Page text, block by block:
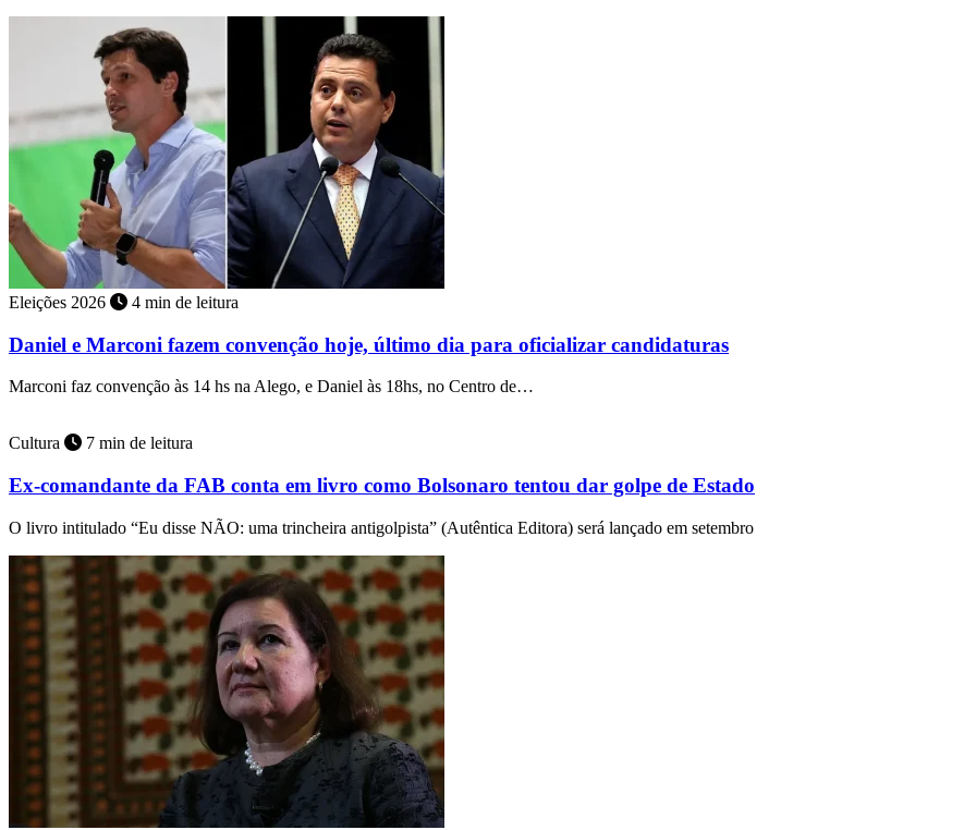
Eleições 2026 4 min de leitura
Daniel e Marconi fazem convenção hoje, último dia para oficializar candidaturas
Marconi faz convenção às 14 hs na Alego, e Daniel às 18hs, no Centro de…
Cultura 7 min de leitura
Ex-comandante da FAB conta em livro como Bolsonaro tentou dar golpe de Estado
O livro intitulado “Eu disse NÃO: uma trincheira antigolpista” (Autêntica Editora) será lançado em setembro